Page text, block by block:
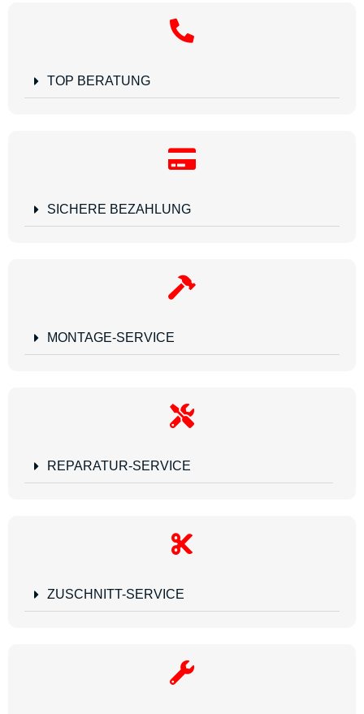
TOP BERATUNG
SICHERE BEZAHLUNG
MONTAGE-SERVICE
REPARATUR-SERVICE
ZUSCHNITT-SERVICE